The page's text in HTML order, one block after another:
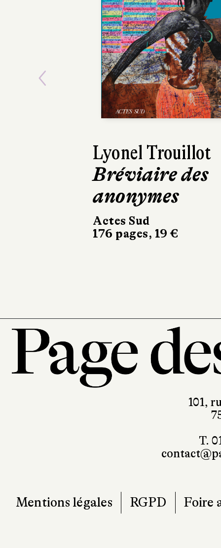
Tiphaine Le
D'ailleurs, ce
n'est pas ma
maison
La Manufacture de
Previous
101,
T.
Mentions légales RGPD Foire